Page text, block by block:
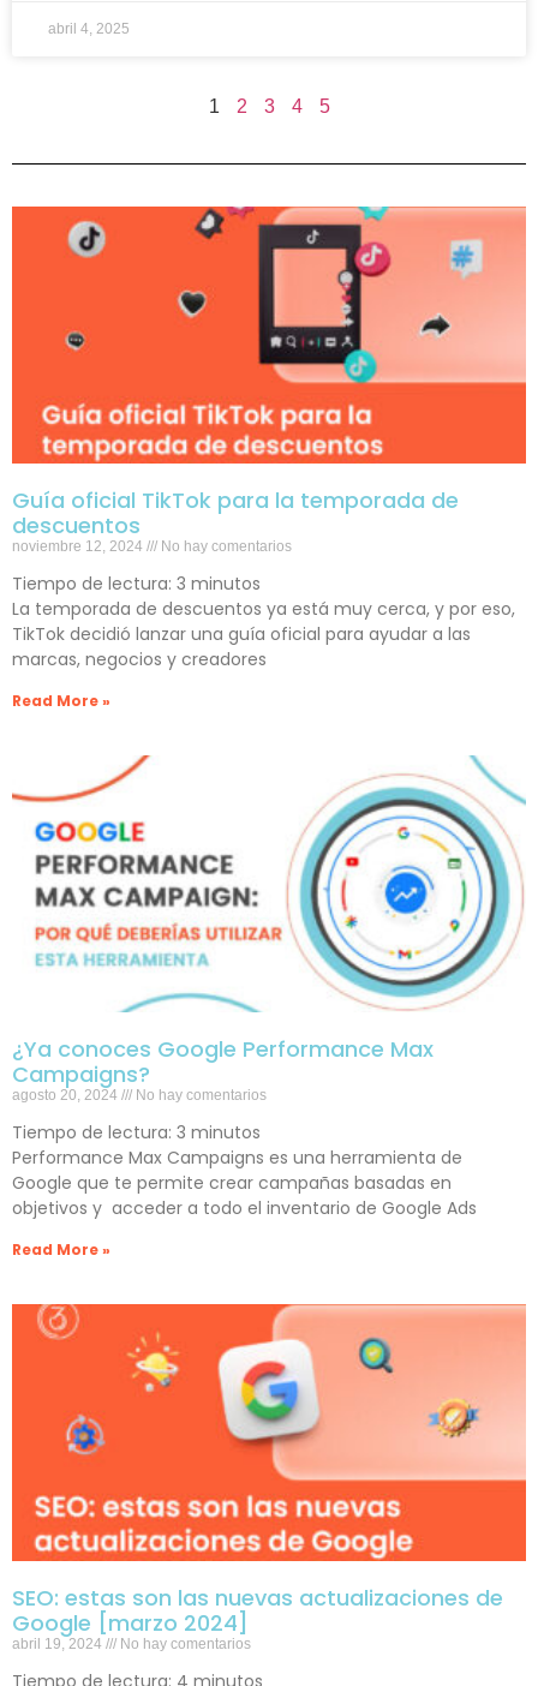
abril 4, 2025
1 2 3 4 5
Guía oficial TikTok para la temporada de
descuentos
noviembre 12, 2024 No hay comentarios
Tiempo de lectura: 3 minutos
La temporada de descuentos ya está muy cerca, y por eso,
TikTok decidió lanzar una guía oficial para ayudar a las
marcas, negocios y creadores
Read More »
¿Ya conoces Google Performance Max
Campaigns?
agosto 20, 2024 No hay comentarios
Tiempo de lectura: 3 minutos
Performance Max Campaigns es una herramienta de
Google que te permite crear campañas basadas en
objetivos y acceder a todo el inventario de Google Ads
Read More »
SEO: estas son las nuevas actualizaciones de
Google [marzo 2024]
abril 19, 2024 No hay comentarios
Tiempo de lectura: 4 minutos